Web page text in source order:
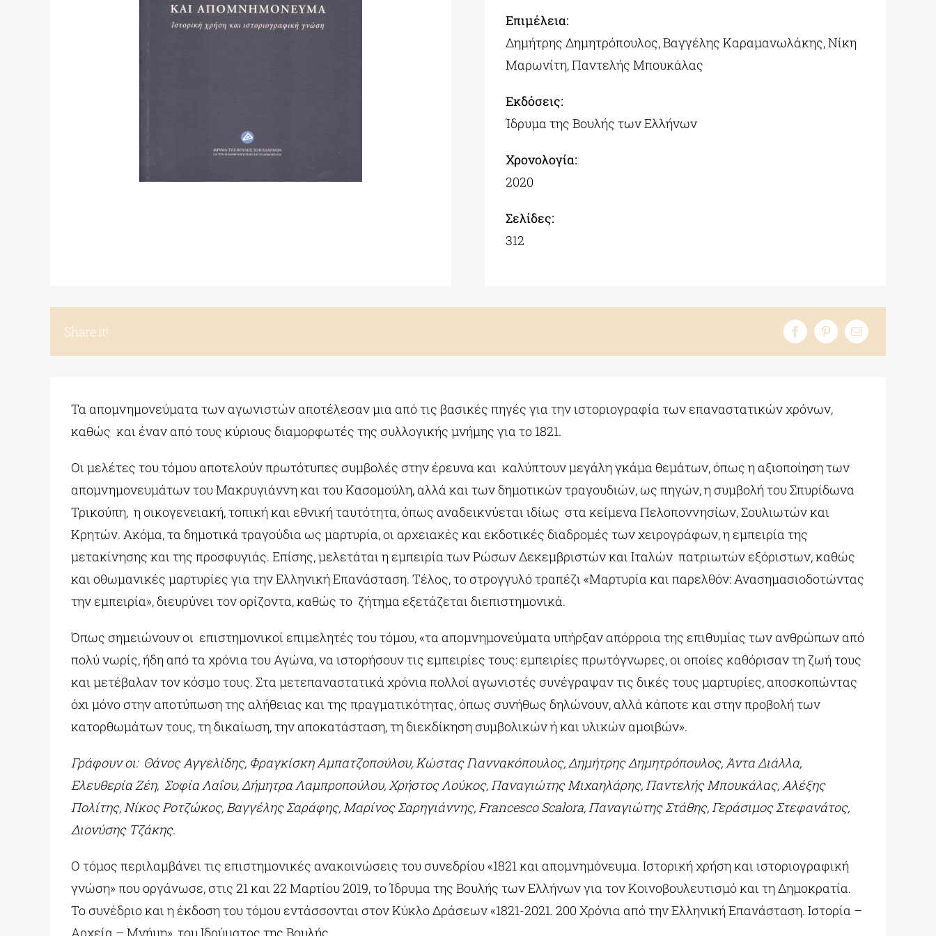
Επιμέλεια:
Δημήτρης Δημητρόπουλος, Βαγγέλης Καραμανωλάκης, Νίκη
Μαρωνίτη, Παντελής Μπουκάλας
Εκδόσεις:
Ίδρυμα της Βουλής των Ελλήνων
Χρονολογία:
2020
Σελίδες:
312
Share it!
Τα απομνημονεύματα των αγωνιστών αποτέλεσαν μια από τις βασικές πηγές για την ιστοριογραφία των επαναστατικών χρόνων,
καθώς και έναν από τους κύριους διαμορφωτές της συλλογικής μνήμης για το 1821.
Οι μελέτες του τόμου αποτελούν πρωτότυπες συμβολές στην έρευνα και καλύπτουν μεγάλη γκάμα θεμάτων, όπως η αξιοποίηση των
απομνημονευμάτων του Μακρυγιάννη και του Κασομούλη, αλλά και των δημοτικών τραγουδιών, ως πηγών, η συμβολή του Σπυρίδωνα
Τρικούπη, η οικογενειακή, τοπική και εθνική ταυτότητα, όπως αναδεικνύεται ιδίως στα κείμενα Πελοποννησίων, Σουλιωτών και
Κρητών. Ακόμα, τα δημοτικά τραγούδια ως μαρτυρία, οι αρχειακές και εκδοτικές διαδρομές των χειρογράφων, η εμπειρία της
μετακίνησης και της προσφυγιάς. Επίσης, μελετάται η εμπειρία των Ρώσων Δεκεμβριστών και Ιταλών πατριωτών εξόριστων, καθώς
και οθωμανικές μαρτυρίες για την Ελληνική Επανάσταση. Τέλος, το στρογγυλό τραπέζι «Μαρτυρία και παρελθόν: Ανασημασιοδοτώντας
την εμπειρία», διευρύνει τον ορίζοντα, καθώς το ζήτημα εξετάζεται διεπιστημονικά.
Όπως σημειώνουν οι επιστημονικοί επιμελητές του τόμου, «τα απομνημονεύματα υπήρξαν απόρροια της επιθυμίας των ανθρώπων από
πολύ νωρίς, ήδη από τα χρόνια του Αγώνα, να ιστορήσουν τις εμπειρίες τους: εμπειρίες πρωτόγνωρες, οι οποίες καθόρισαν τη ζωή τους
και μετέβαλαν τον κόσμο τους. Στα μετεπαναστατικά χρόνια πολλοί αγωνιστές συνέγραψαν τις δικές τους μαρτυρίες, αποσκοπώντας
όχι μόνο στην αποτύπωση της αλήθειας και της πραγματικότητας, όπως συνήθως δηλώνουν, αλλά κάποτε και στην προβολή των
κατορθωμάτων τους, τη δικαίωση, την αποκατάσταση, τη διεκδίκηση συμβολικών ή και υλικών αμοιβών».
Γράφουν οι: Θάνος Αγγελίδης, Φραγκίσκη Αμπατζοπούλου, Κώστας Γιαννακόπουλος, Δημήτρης Δημητρόπουλος, Άντα Διάλλα,
Ελευθερία Ζέη, Σοφία Λαΐου, Δήμητρα Λαμπροπούλου, Χρήστος Λούκος, Παναγιώτης Μιχαηλάρης, Παντελής Μπουκάλας, Αλέξης
Πολίτης, Νίκος Ροτζώκος, Βαγγέλης Σαράφης, Μαρίνος Σαρηγιάννης, Francesco Scalora, Παναγιώτης Στάθης, Γεράσιμος Στεφανάτος,
Διονύσης Τζάκης.
O τόμος περιλαμβάνει τις επιστημονικές ανακοινώσεις του συνεδρίου «1821 και απομνημόνευμα. Ιστορική χρήση και ιστοριογραφική
γνώση» που οργάνωσε, στις 21 και 22 Μαρτίου 2019, το Ίδρυμα της Βουλής των Ελλήνων για τον Κοινοβουλευτισμό και τη Δημοκρατία.
Το συνέδριο και η έκδοση του τόμου εντάσσονται στον Κύκλο Δράσεων «1821-2021. 200 Χρόνια από την Ελληνική Επανάσταση. Ιστορία –
Αρχεία – Μνήμη», του Ιδρύματος της Βουλής.